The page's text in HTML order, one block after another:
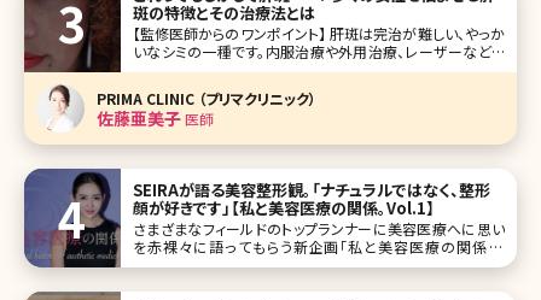
斑の特徴とその治療法とは
【監修医師からのワンポイント】 肝斑は完治が難しい、やっか
いなシミの一種です。内服治療や外用治療、レーザーなどを
組み合わせて複合的な治療が必要になります。ご自身でも
普段から紫外線ケアや、洗顔やメイクのときにこすらないよう
に注意するなど、肝斑を悪化させない工夫をしっかりと行っ
てくださいね。
PRIMA CLINIC （プリマクリニック）
佐藤亜美子医師
SEIRAが語る美容整形観。「ナチュラルではなく、整形
顔が好きです」【私と美容医療の関係。Vol.1】
さまざまなフィールドのトップランナーに美容医療へに思い
を赤裸々に語ってもらう新企画「私と美容医療の関係。A
personal history of aesthetic medicine.」がスタート。第一